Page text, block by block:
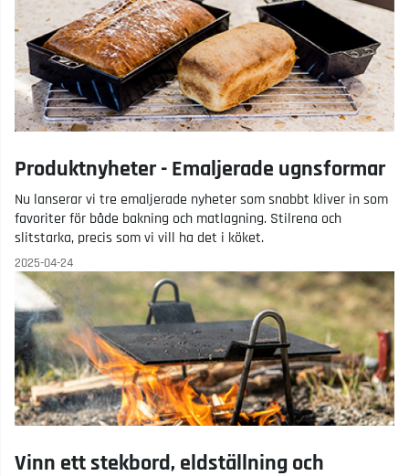
Produktnyheter - Emaljerade ugnsformar
Nu lanserar vi tre emaljerade nyheter som snabbt kliver in som
favoriter för både bakning och matlagning. Stilrena och
slitstarka, precis som vi vill ha det i köket.
2025-04-24
Vinn ett stekbord, eldställning och